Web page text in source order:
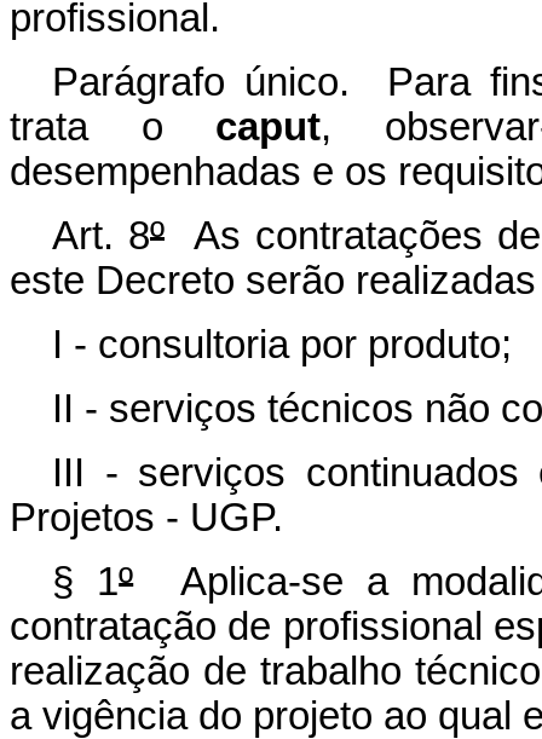
profissional.
Parágrafo único. Para
trata o caput,
desempenhadas e os
Art. 8º As contratações
este Decreto serão
I - consultoria por produto;
II - serviços técnicos não
III - serviços continuados
Projetos - UGP.
§ 1ºAplica-se a
contratação de profissional
realização de trabalho
a vigência do projeto ao qual